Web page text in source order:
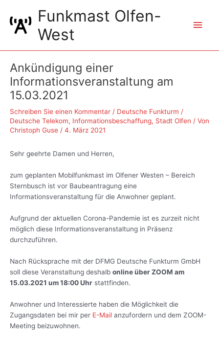
Inhalt
springen
Funkmast Olfen-
West
Ankündigung einer
Informationsveranstaltung am
15.03.2021
Schreiben Sie einen Kommentar / Deutsche Funkturm /
Deutsche Telekom, Informationsbeschaffung, Stadt Olfen / Von
Christoph Guse / 4. März 2021
Sehr geehrte Damen und Herren,
zum geplanten Mobilfunkmast im Olfener Westen – Bereich
Sternbusch ist vor Baubeantragung eine
Informationsveranstaltung für die Anwohner geplant.
Aufgrund der aktuellen Corona-Pandemie ist es zurzeit nicht
möglich diese Informationsveranstaltung in Präsenz
durchzuführen.
Nach Rücksprache mit der DFMG Deutsche Funkturm GmbH
soll diese Veranstaltung deshalb online über ZOOM am
15.03.2021 um 18:00 Uhr stattfinden.
Anwohner und Interessierte haben die Möglichkeit die
Zugangsdaten bei mir per E-Mail anzufordern und dem ZOOM-
Meeting beizuwohnen.